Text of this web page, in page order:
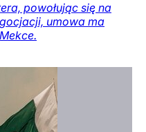
powołując się na
umowa ma